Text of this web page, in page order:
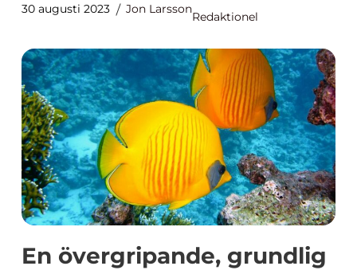
30 augusti 2023 Jon Larsson
Redaktionel
En övergripande, grundlig